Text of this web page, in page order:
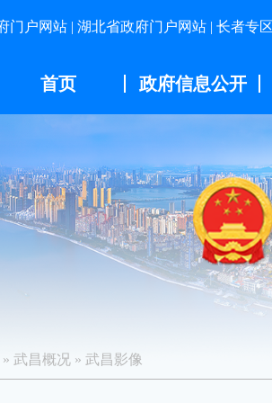
门户网站 | 湖北省政府门户网站 | 长者专区
首页 政府信息公开
» 武昌概况 » 武昌影像